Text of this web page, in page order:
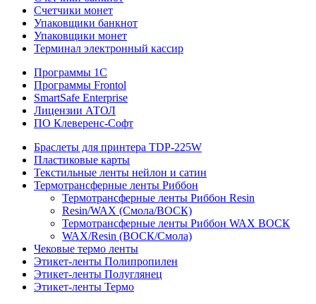
Счетчики монет
Упаковщики банкнот
Упаковщики монет
Терминал электронный кассир
Программы 1C
Программы Frontol
SmartSafe Enterprise
Лицензии АТОЛ
ПО Клеверенс-Софт
Браслеты для принтера TDP-225W
Пластиковые карты
Текстильные ленты нейлон и сатин
Термотрансферные ленты Риббон
Термотрансферные ленты Риббон Resin
Resin/WAX (Смола/ВОСК)
Термотрансферные ленты Риббон WAX ВОСК
WAX/Resin (ВОСК/Смола)
Чековые термо ленты
Этикет-ленты Полипропилен
Этикет-ленты Полуглянец
Этикет-ленты Термо